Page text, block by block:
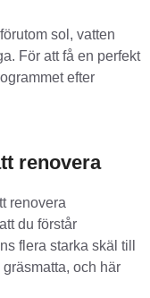
sol, vatten
För att få en perfekt
efter
renovera
renovera
du förstår
flera starka skäl till
och här